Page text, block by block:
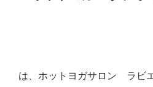
は、ホットヨガサロン ラビ